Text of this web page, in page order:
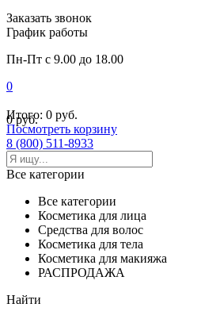
Заказать звонок
График работы
Пн-Пт с 9.00 до 18.00
0
0 руб.
Итого: 0 руб.
Посмотреть корзину
8 (800) 511-8933
Все категории
Все категории
Косметика для лица
Средства для волос
Косметика для тела
Косметика для макияжа
РАСПРОДАЖА
Найти